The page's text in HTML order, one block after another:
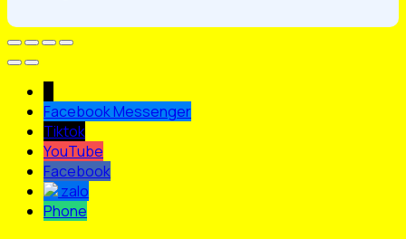
Facebook Messenger
Tiktok
YouTube
Facebook
zalo
Phone